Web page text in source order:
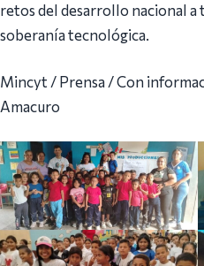
retos del desarrollo nacional a
soberanía tecnológica.
Mincyt / Prensa / Con
Amacuro